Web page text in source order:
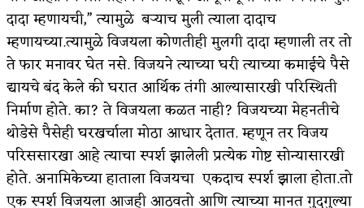
दादा म्हणायची,” त्यामुळे बऱ्याच मुली त्याला दादाच
म्हणायच्या.त्यामुळे विजयला कोणतीही मुलगी दादा म्हणाली तर तो
ते फार मनावर घेत नसे. विजयने त्याच्या घरी त्याच्या कमाईचे पैसे
द्यायचे बंद केले की घरात आर्थिक तंगी आल्यासारखी परिस्थिती
निर्माण होते. का? ते विजयला कळत नाही? विजयच्या मेहनतीचे
थोडेसे पैसेही घरखर्चाला मोठा आधार देतात. म्हणून तर विजय
परिससारखा आहे त्याचा स्पर्श झालेली प्रत्येक गोष्ट सोन्यासारखी
होते. अनामिकेच्या हाताला विजयचा एकदाच स्पर्श झाला होता.तो
एक स्पर्श विजयला आजही आठवतो आणि त्याच्या मानत गुदगुल्या